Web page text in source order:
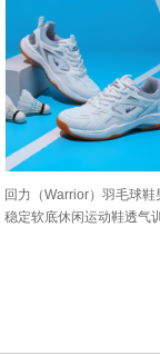
回力（Warrior）羽毛球鞋
稳定软底休闲运动鞋透气